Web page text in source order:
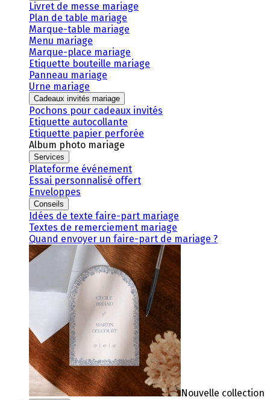
Livret de messe mariage
Plan de table mariage
Marque-table mariage
Menu mariage
Marque-place mariage
Etiquette bouteille mariage
Panneau mariage
Urne mariage
Cadeaux invités mariage
Pochons pour cadeaux invités
Etiquette autocollante
Etiquette papier perforée
Album photo mariage
Services
Plateforme événement
Essai personnalisé offert
Enveloppes
Conseils
Idées de texte faire-part mariage
Textes de remerciement mariage
Quand envoyer un faire-part de mariage ?
Nouvelle collection